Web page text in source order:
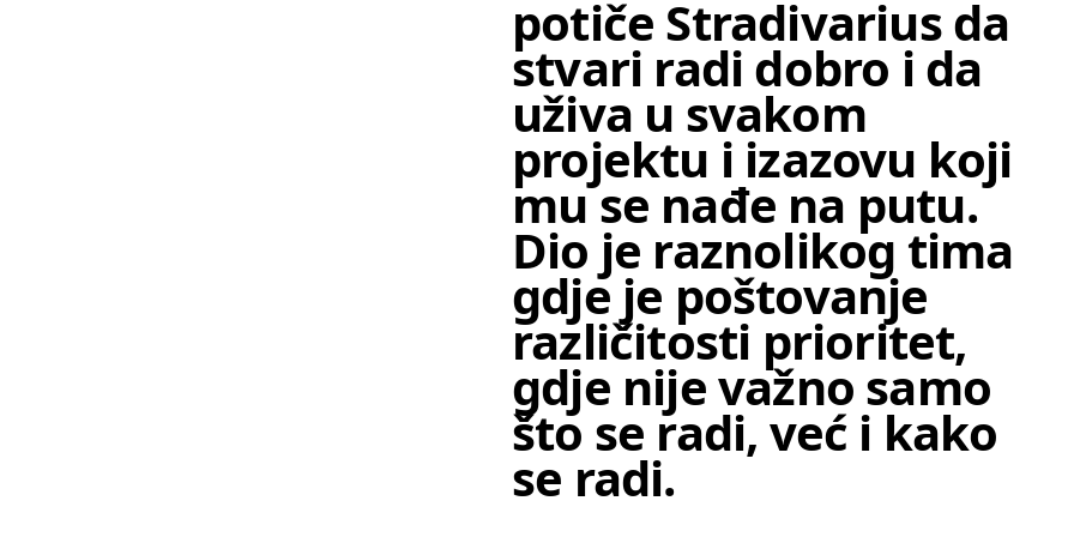
potiče Stradivarius da
stvari radi dobro i da
uživa u svakom
projektu i izazovu koji
mu se nađe na putu.
Dio je raznolikog tima
gdje je poštovanje
različitosti prioritet,
gdje nije važno samo
što se radi, već i kako
se radi.